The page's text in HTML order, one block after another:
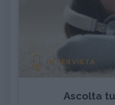
INTERVISTA
Ascolta